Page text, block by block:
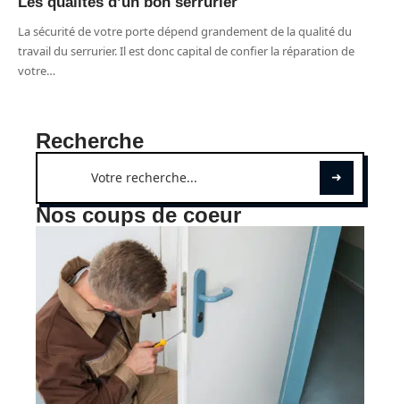
La sécurité de votre porte dépend grandement de la qualité du
travail du serrurier. Il est donc capital de confier la réparation de
votre…
Recherche
Nos coups de coeur